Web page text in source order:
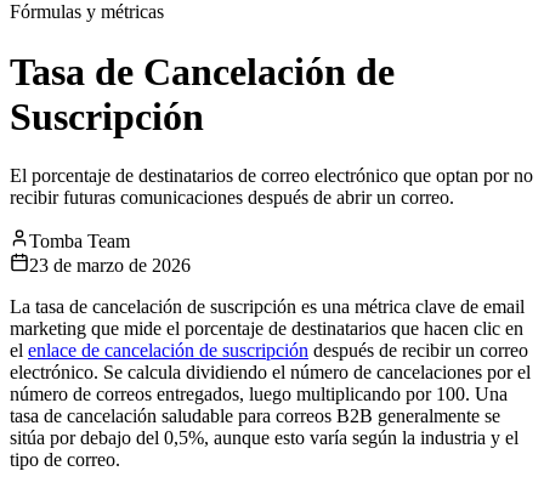
Fórmulas y métricas
Tasa de Cancelación de
Suscripción
El porcentaje de destinatarios de correo electrónico que optan por no
recibir futuras comunicaciones después de abrir un correo.
Tomba Team
23 de marzo de 2026
La tasa de cancelación de suscripción es una métrica clave de email
marketing que mide el porcentaje de destinatarios que hacen clic en
el enlace de cancelación de suscripción después de recibir un correo
electrónico. Se calcula dividiendo el número de cancelaciones por el
número de correos entregados, luego multiplicando por 100. Una
tasa de cancelación saludable para correos B2B generalmente se
sitúa por debajo del 0,5%, aunque esto varía según la industria y el
tipo de correo.